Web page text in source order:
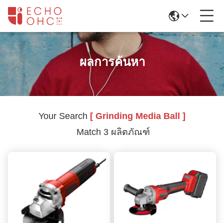
ผลการค้นหา
Your Search [ Grinding Media Ball ]
Match 3 ผลิตภัณฑ์